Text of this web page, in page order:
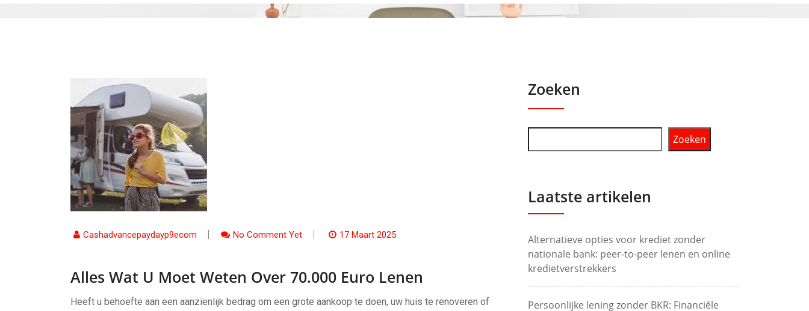
Cashadvancepaydayp9ecom No Comment Yet 17 Maart 2025
Alles Wat U Moet Weten Over 70.000 Euro Lenen
Heeft u behoefte aan een aanzienlijk bedrag om een grote aankoop te doen, uw huis te renoveren of
Zoeken
Zoeken
Laatste artikelen
Alternatieve opties voor krediet zonder
nationale bank: peer-to-peer lenen en online
kredietverstrekkers
Persoonlijke lening zonder BKR: Financiële